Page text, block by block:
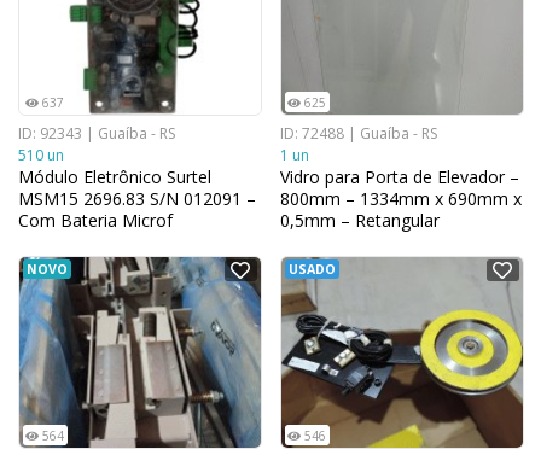
637
ID: 92343 | Guaíba - RS
510 un
Módulo Eletrônico Surtel
MSM15 2696.83 S/N 012091 –
Com Bateria Microf
625
ID: 72488 | Guaíba - RS
1 un
Vidro para Porta de Elevador –
800mm – 1334mm x 690mm x
0,5mm – Retangular
NOVO
564
USADO
546